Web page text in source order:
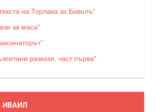
на Торлака за Биволъ"
за маса"
разкази, част първа"
ИВАИЛ